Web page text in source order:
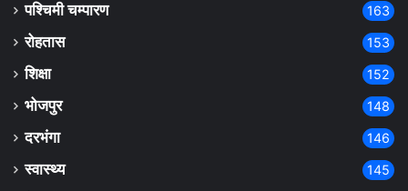
पश्चिमी चम्पारण 163
रोहतास 153
शिक्षा 152
भोजपुर 148
दरभंगा 146
स्वास्थ्य 145